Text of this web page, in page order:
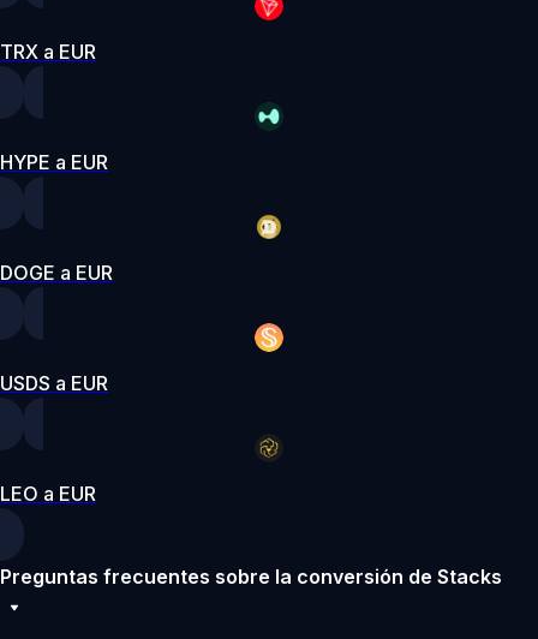
TRX a EUR
HYPE a EUR
DOGE a EUR
USDS a EUR
LEO a EUR
Preguntas frecuentes sobre la conversión de Stacks